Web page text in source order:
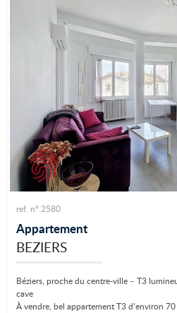
ref. n° 2580
Appartement
BEZIERS
Béziers, proche du centre-ville – T3
cave
À vendre, bel appartement T3 d’environ